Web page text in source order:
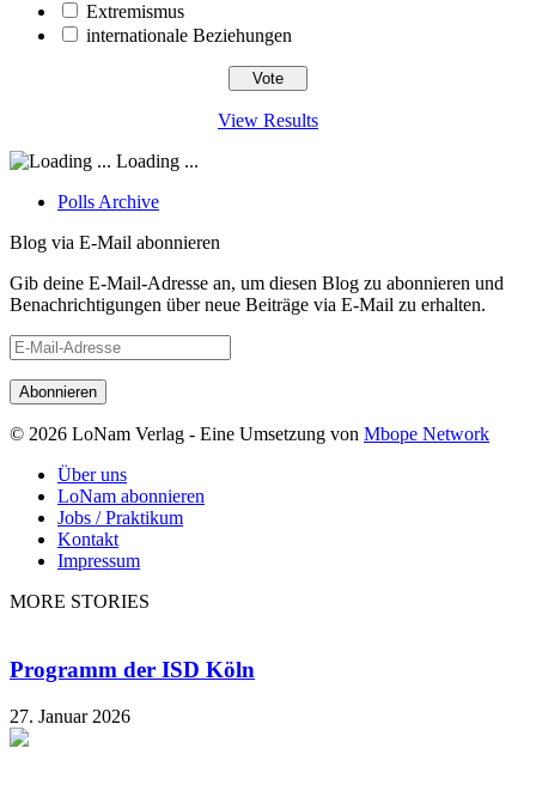
Extremismus
internationale Beziehungen
View Results
Loading ...
Polls Archive
Blog via E-Mail abonnieren
Gib deine E-Mail-Adresse an, um diesen Blog zu abonnieren und
Benachrichtigungen über neue Beiträge via E-Mail zu erhalten.
E-
Adresse
© 2026 LoNam Verlag - Eine Umsetzung von Mbope Network
Über uns
LoNam abonnieren
Jobs / Praktikum
Kontakt
Impressum
MORE STORIES
Programm der ISD Köln
27. Januar 2026